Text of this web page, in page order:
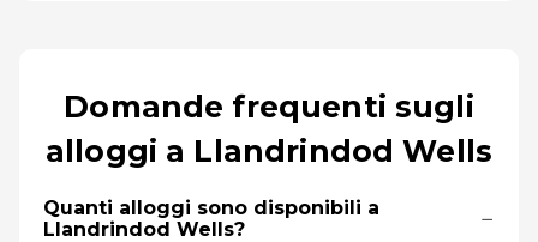
Domande frequenti sugli
alloggi a Llandrindod Wells
Quanti alloggi sono disponibili a
Llandrindod Wells?
−